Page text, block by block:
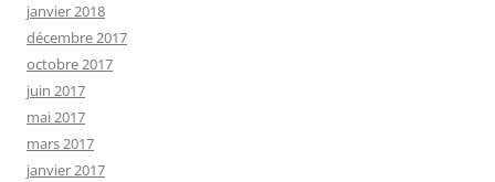
janvier 2018
décembre 2017
octobre 2017
juin 2017
mai 2017
mars 2017
janvier 2017